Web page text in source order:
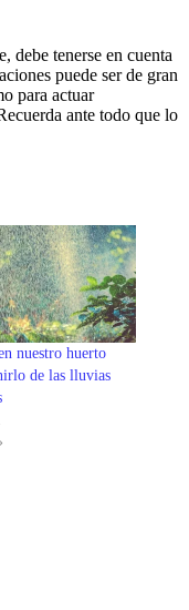
debe tenerse en cuenta
puede ser de gran
para actuar
ante todo que lo
nuestro huerto
de las lluvias